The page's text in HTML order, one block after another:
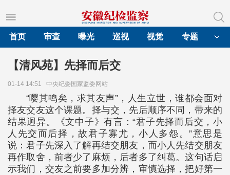
首页
审查 曝光 巡视 视觉 专题
【清风苑】先择而后交
01-14 14:51 中央纪委国家监委网站
“嘤其鸣矣，求其友声”，人生立世，谁都会面对
择友交友这个课题。择与交，先后顺序不同，带来的
结果迥异。《文中子》有言：“君子先择而后交，小
人先交而后择，故君子寡尤，小人多怨。”意思是
说：君子先深入了解再结交朋友，而小人先结交朋友
再作取舍，前者少了麻烦，后者多了纠葛。这句话启
示我们，交友之前要多加分辨，审慎选择，把好第一